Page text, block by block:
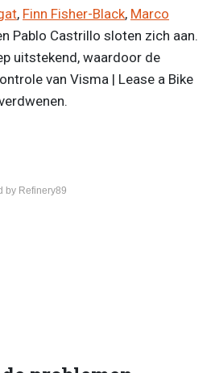
, Finn Fisher-Black, Marco
Pablo Castrillo sloten zich aan.
uitstekend, waardoor de
van Visma | Lease a Bike
by Refinery89